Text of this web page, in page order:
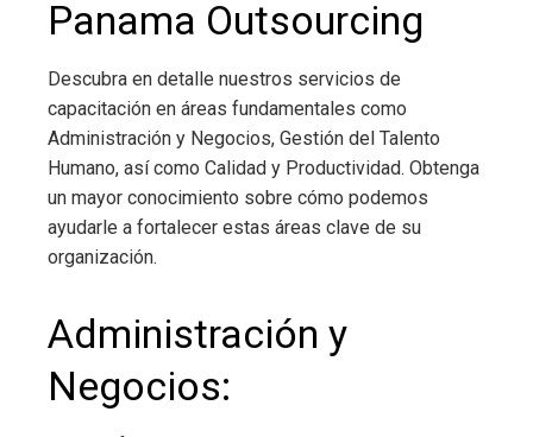
Panama Outsourcing
Descubra en detalle nuestros servicios de
capacitación en áreas fundamentales como
Administración y Negocios, Gestión del Talento
Humano, así como Calidad y Productividad. Obtenga
un mayor conocimiento sobre cómo podemos
ayudarle a fortalecer estas áreas clave de su
organización.
Administración y
Negocios: